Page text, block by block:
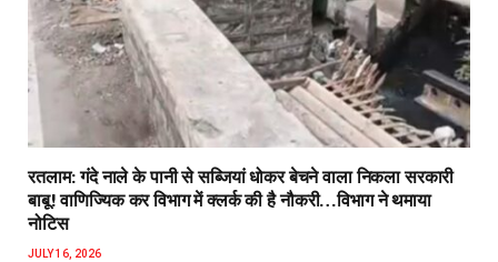
रतलाम: गंदे नाले के पानी से सब्जियां धोकर बेचने वाला निकला सरकारी
बाबू! वाणिज्यिक कर विभाग में क्लर्क की है नौकरी…विभाग ने थमाया
नोटिस
JULY 16, 2026